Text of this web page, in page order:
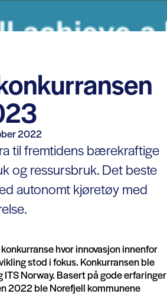
2022
til fremtidens bærekraftige
og ressursbruk. Det beste
autonomt kjøretøy med
hvor innovasjon innenfor
stod i fokus. Konkurransen ble
Norway. Basert på gode erfaringer
2022 ble Norefjell kommunene